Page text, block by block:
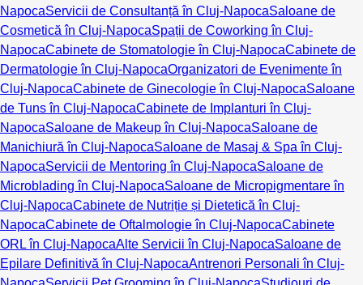
NapocaServicii de Consultanță în Cluj-NapocaSaloane de
Cosmetică în Cluj-NapocaSpații de Coworking în Cluj-
NapocaCabinete de Stomatologie în Cluj-NapocaCabinete de
Dermatologie în Cluj-NapocaOrganizatori de Evenimente în
Cluj-NapocaCabinete de Ginecologie în Cluj-NapocaSaloane
de Tuns în Cluj-NapocaCabinete de Implanturi în Cluj-
NapocaSaloane de Makeup în Cluj-NapocaSaloane de
Manichiură în Cluj-NapocaSaloane de Masaj & Spa în Cluj-
NapocaServicii de Mentoring în Cluj-NapocaSaloane de
Microblading în Cluj-NapocaSaloane de Micropigmentare în
Cluj-NapocaCabinete de Nutriție și Dietetică în Cluj-
NapocaCabinete de Oftalmologie în Cluj-NapocaCabinete
ORL în Cluj-NapocaAlte Servicii în Cluj-NapocaSaloane de
Epilare Definitivă în Cluj-NapocaAntrenori Personali în Cluj-